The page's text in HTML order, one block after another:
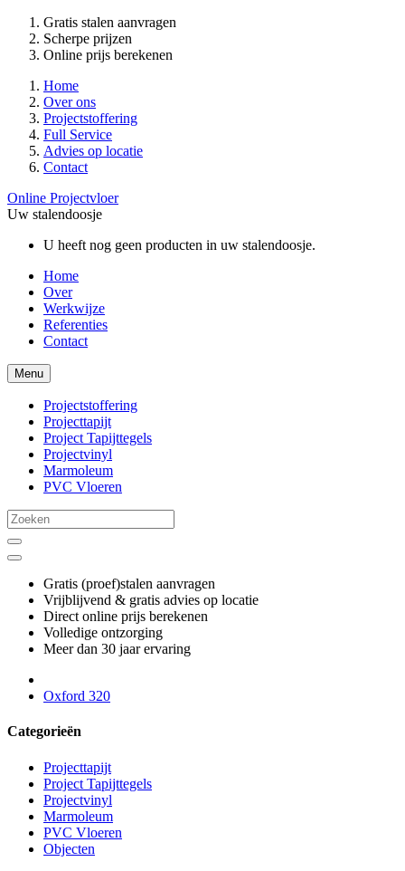
Gratis stalen aanvragen
Scherpe prijzen
Online prijs berekenen
Home
Over ons
Projectstoffering
Full Service
Advies op locatie
Contact
Online Projectvloer
Uw stalendoosje
U heeft nog geen producten in uw stalendoosje.
Home
Over
Werkwijze
Referenties
Contact
Menu
Projectstoffering
Projecttapijt
Project Tapijttegels
Projectvinyl
Marmoleum
PVC Vloeren
Gratis (proef)stalen aanvragen
Vrijblijvend & gratis advies op locatie
Direct online prijs berekenen
Volledige ontzorging
Meer dan 30 jaar ervaring
Oxford 320
Categorieën
Projecttapijt
Project Tapijttegels
Projectvinyl
Marmoleum
PVC Vloeren
Objecten